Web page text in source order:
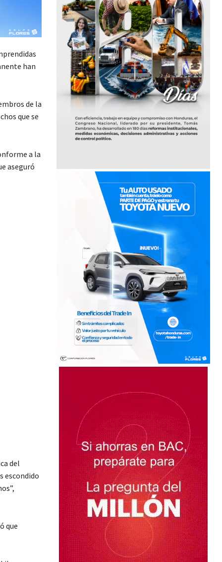
han
de la
que se
a la
aseguró
del
escondido
que